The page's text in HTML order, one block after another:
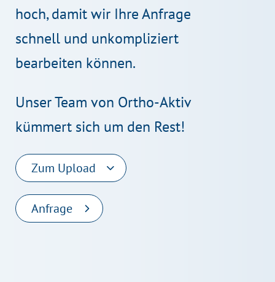
hoch, damit wir Ihre Anfrage
schnell und unkompliziert
bearbeiten können.
Unser Team von Ortho-Aktiv
kümmert sich um den Rest!
Zum Upload
Anfrage